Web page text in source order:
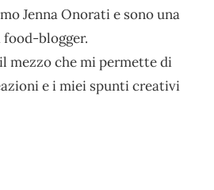
Jenna Onorati e sono una
food-blogger.
mezzo che mi permette di
e i miei spunti creativi